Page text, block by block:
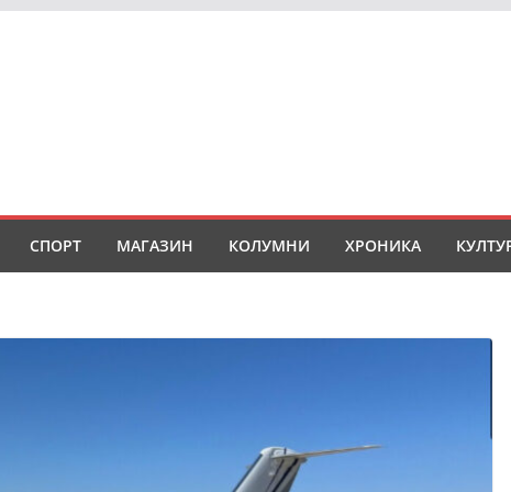
СПОРТ МАГАЗИН КОЛУМНИ ХРОНИКА